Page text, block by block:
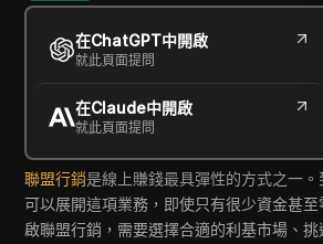
在ChatGPT中開啟
就此頁面提問
在Claude中開啟
就此頁面提問
Savannah Westwood
2026年6月 11 分鐘 閱讀
Copy Link
聯盟行銷是線上賺錢最具彈性的方式之一
可以展開這項業務，即使只有很少資金甚
啟聯盟行銷，需要選擇合適的利基市場、挑